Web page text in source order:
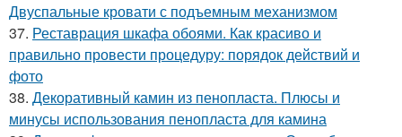
Двуспальные кровати с подъемным механизмом
37. Реставрация шкафа обоями. Как красиво и
правильно провести процедуру: порядок действий и
фото
38. Декоративный камин из пенопласта. Плюсы и
минусы использования пенопласта для камина